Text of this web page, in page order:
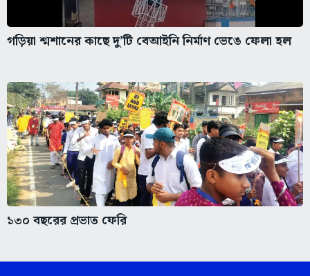
গড়িয়া শ্মশানের কাছে দু’টি বেআইনি নির্মাণ ভেঙে ফেলা হল
১৩০ বছরের প্রভাত ফেরি